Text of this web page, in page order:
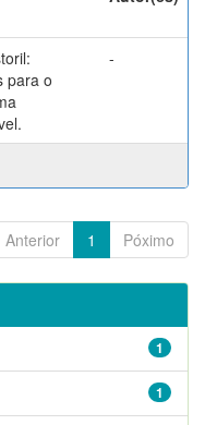
para o
-
Anterior 1 Póximo
1
1